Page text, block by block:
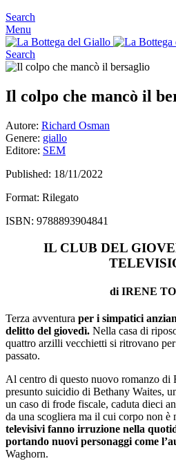
Search
Menu
Search
Il colpo che mancò il
Autore: Richard Osman
Genere: giallo
Editore: SEM
Published: 18/11/2022
Format: Rilegato
ISBN: 9788893904841
IL CLUB DEL
di IRENE
Terza avventura per i simpatici
delitto del giovedì. Nella casa di
quattro arzilli vecchietti si ritrovano
passato.
Al centro di questo nuovo romanzo di
presunto suicidio di Bethany Waites,
un caso di frode fiscale, caduta dieci
da una scogliera ma il cui corpo non è
televisivi fanno irruzione nella
portando nuovi personaggi come
Waghorn.